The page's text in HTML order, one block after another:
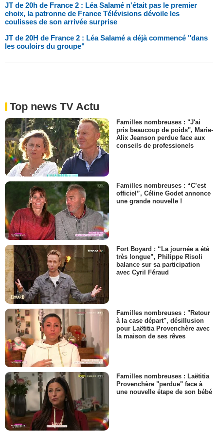
JT de 20h de France 2 : Léa Salamé n'était pas le premier
choix, la patronne de France Télévisions dévoile les
coulisses de son arrivée surprise
JT de 20H de France 2 : Léa Salamé a déjà commencé "dans
les couloirs du groupe"
Top news TV Actu
Familles nombreuses : "J'ai
pris beaucoup de poids", Marie-
Alix Jeanson perdue face aux
conseils de professionels
Familles nombreuses : “C’est
officiel”, Céline Godet annonce
une grande nouvelle !
Fort Boyard : “La journée a été
très longue”, Philippe Risoli
balance sur sa participation
avec Cyril Féraud
Familles nombreuses : "Retour
à la case départ", désillusion
pour Laëtitia Provenchère avec
la maison de ses rêves
Familles nombreuses : Laëtitia
Provenchère "perdue" face à
une nouvelle étape de son bébé